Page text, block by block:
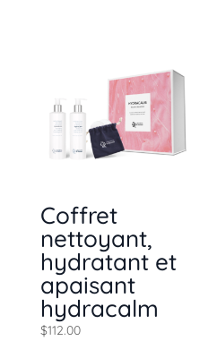
Coffret
nettoyant,
hydratant et
apaisant
hydracalm
$112.00